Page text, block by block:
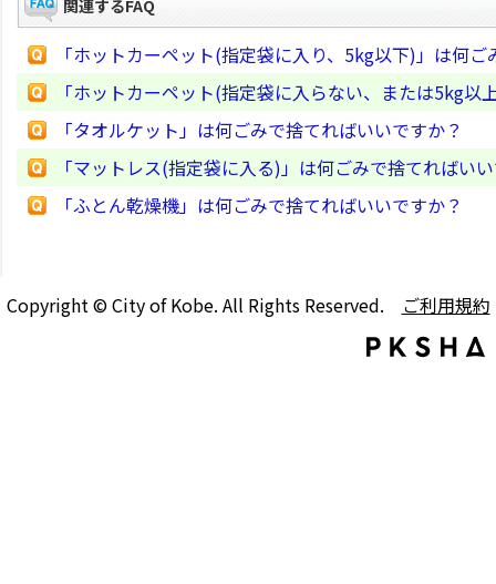
関連するFAQ
「ホットカーペット(指定袋に入り、5kg以下)」は何
「ホットカーペット(指定袋に入らない、または5kg
「タオルケット」は何ごみで捨てればいいですか？
「マットレス(指定袋に入る)」は何ごみで捨てればい
「ふとん乾燥機」は何ごみで捨てればいいですか？
Copyright © City of Kobe. All Rights Reserved. ご利用規約